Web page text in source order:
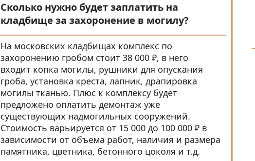
Сколько нужно будет заплатить на
кладбище за захоронение в могилу?
На московских кладбищах комплекс по
захоронению гробом стоит 38 000 ₽, в него
входит копка могилы, рушники для опускания
гроба, установка креста, лапник, драпировка
могилы тканью. Плюс к комплексу будет
предложено оплатить демонтаж уже
существующих надмогильных сооружений.
Стоимость варьируется от 15 000 до 100 000 ₽ в
зависимости от объема работ, наличия и размера
памятника, цветника, бетонного цоколя и т.д.